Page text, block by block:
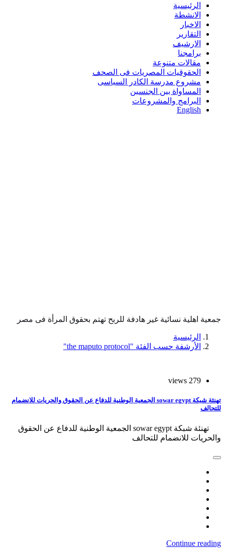
الرئيسية
الانشطة
الاخبار
التقارير
الارشيف
برامجنا
مقالات متنوعة
الحقوقيات المصريات فى الصحف
مشروع مدرسة الكادر السياسى
المساواة بين الجنسين
البرامج والمشروعات
English
جمعية اهلية نسائية غير هادفة للربح تهتم بحقوق المرأة فى مصر
الرئيسية
الأرشفة حسب الفئة "the maputo protocol"
279 views
تهنئة شبكة sowar egypt الجمعية الوطنية للدفاع عن الحقوق والحريات للانضمام
للتحالف
تهنئة شبكة sowar egypt الجمعية الوطنية للدفاع عن الحقوق
والحريات للانضمام للتحالف
Continue reading